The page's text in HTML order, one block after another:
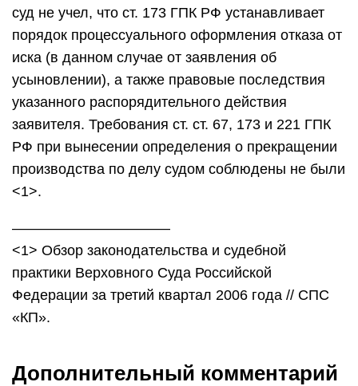
суд не учел, что ст. 173 ГПК РФ устанавливает
порядок процессуального оформления отказа от
иска (в данном случае от заявления об
усыновлении), а также правовые последствия
указанного распорядительного действия
заявителя. Требования ст. ст. 67, 173 и 221 ГПК
РФ при вынесении определения о прекращении
производства по делу судом соблюдены не были
<1>.
———————————
<1> Обзор законодательства и судебной
практики Верховного Суда Российской
Федерации за третий квартал 2006 года // СПС
«КП».
Дополнительный комментарий